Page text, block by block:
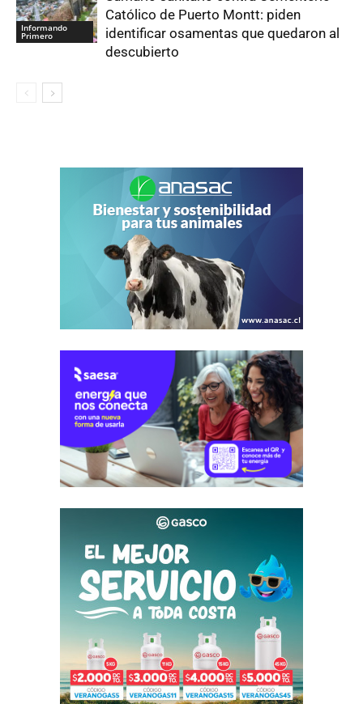
Informando
Primero
Católico de Puerto Montt: piden
identificar osamentas que quedaron al
descubierto